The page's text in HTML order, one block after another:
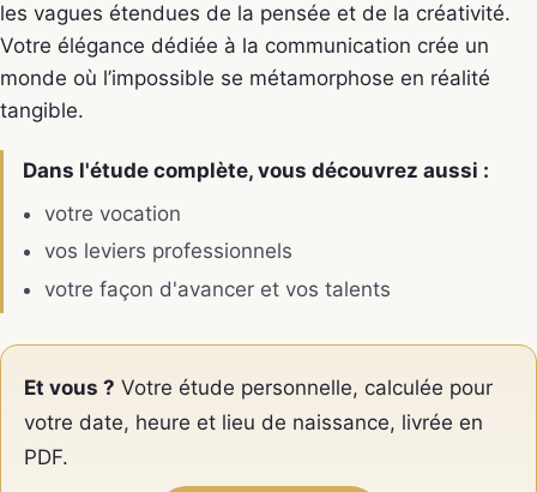
les vagues étendues de la pensée et de la créativité.
Votre élégance dédiée à la communication crée un
monde où l’impossible se métamorphose en réalité
tangible.
Dans l'étude complète, vous découvrez aussi :
votre vocation
vos leviers professionnels
votre façon d'avancer et vos talents
Et vous ? Votre étude personnelle, calculée pour
votre date, heure et lieu de naissance, livrée en
PDF.